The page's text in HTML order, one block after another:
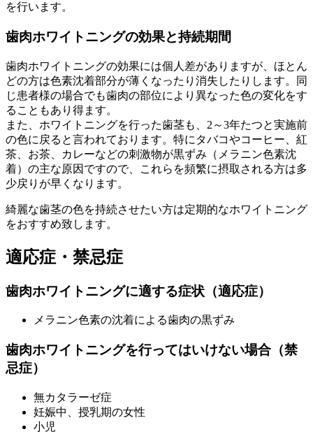
を行います。
歯肉ホワイトニングの効果と持続期間
歯肉ホワイトニングの効果には個人差がありますが、ほとん
どの方は色素沈着部分が薄くなったり消失したりします。同
じ患者様の場合でも歯肉の部位により異なった色の変化をす
ることもあり得ます。
また、ホワイトニングを行った歯茎も、2～3年たつと実施前
の色に戻ると言われております。特にタバコやコーヒー、紅
茶、お茶、カレーなどの刺激物が黒ずみ（メラニン色素沈
着）の主な原因ですので、これらを頻繁に摂取される方は多
少戻りが早くなります。
綺麗な歯茎の色を持続させたい方は定期的なホワイトニング
をおすすめ致します。
適応症・禁忌症
歯肉ホワイトニングに適する症状（適応症）
メラニン色素の沈着による歯肉の黒ずみ
歯肉ホワイトニングを行ってはいけない場合（禁
忌症）
無カタラーゼ症
妊娠中、授乳期の女性
小児